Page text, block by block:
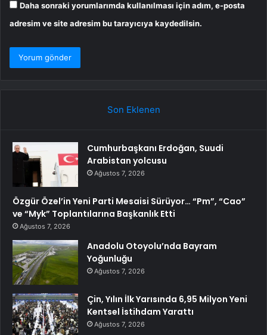
Daha sonraki yorumlarımda kullanılması için adım, e-posta
adresim ve site adresim bu tarayıcıya kaydedilsin.
Son Eklenen
Cumhurbaşkanı Erdoğan, Suudi
Arabistan yolcusu
Ağustos 7, 2026
Özgür Özel’in Yeni Parti Mesaisi Sürüyor… “Pm”, “Cao”
ve “Myk” Toplantılarına Başkanlık Etti
Ağustos 7, 2026
Anadolu Otoyolu’nda Bayram
Yoğunluğu
Ağustos 7, 2026
Çin, Yılın İlk Yarısında 6,95 Milyon Yeni
Kentsel İstihdam Yarattı
Ağustos 7, 2026